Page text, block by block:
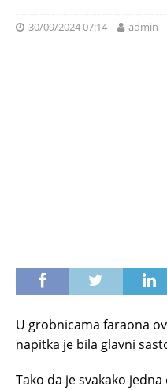
30/09/2024 07:14 admin
U grobnicama faraona
napitka je bila glavni
Tako da je svakako